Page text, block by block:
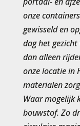
onze
gewisseld en
dag het
dan alleen
onze locatie in
materialen
Waar mogelijk
bouwstof. Zo